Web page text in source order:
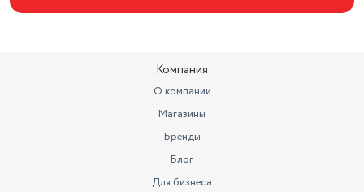
Компания
О компании
Магазины
Бренды
Блог
Для бизнеса